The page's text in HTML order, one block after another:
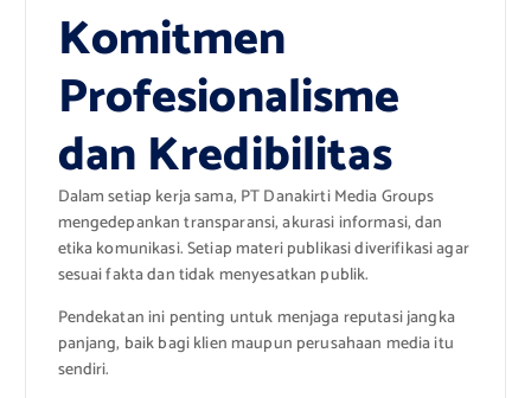
Komitmen
Profesionalisme
dan Kredibilitas
Dalam setiap kerja sama, PT Danakirti Media Groups
mengedepankan transparansi, akurasi informasi, dan
etika komunikasi. Setiap materi publikasi diverifikasi agar
sesuai fakta dan tidak menyesatkan publik.
Pendekatan ini penting untuk menjaga reputasi jangka
panjang, baik bagi klien maupun perusahaan media itu
sendiri.